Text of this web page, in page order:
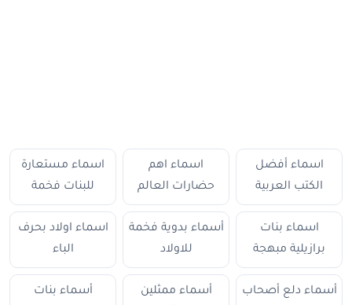
اسماء أفضل
الكتب العربية
اسماء اهم
حضارات العالم
اسماء مستعارة
للبنات فخمة
اسماء بنات
برازيلية مبهجة
أسماء بدوية فخمة
للاولاد
اسماء اولاد بحرف
الباء
أسماء دلع أصحاب
أسماء ممثلين
أسماء بنات